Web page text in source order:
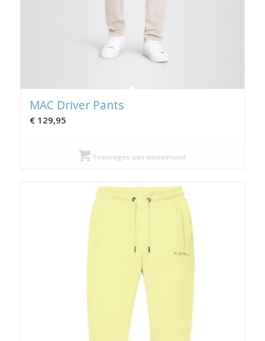
MAC Driver Pants
€129,95
Toevoegen aan winkelmand